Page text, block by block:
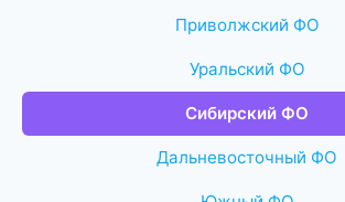
Приволжский ФО
Уральский ФО
Сибирский ФО
Дальневосточный ФО